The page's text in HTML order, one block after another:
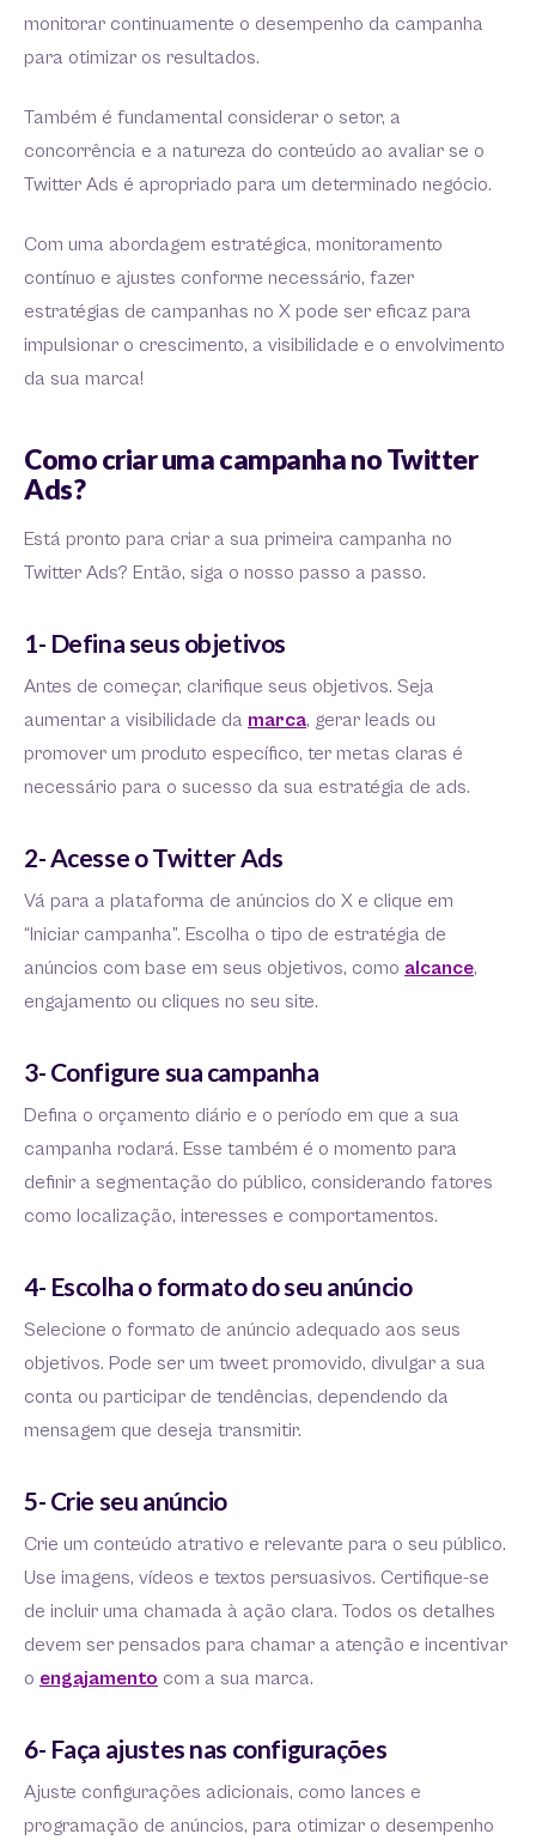
monitorar continuamente o desempenho da campanha
para otimizar os resultados.
Também é fundamental considerar o setor, a
concorrência e a natureza do conteúdo ao avaliar se o
Twitter Ads é apropriado para um determinado negócio.
Com uma abordagem estratégica, monitoramento
contínuo e ajustes conforme necessário, fazer
estratégias de campanhas no X pode ser eficaz para
impulsionar o crescimento, a visibilidade e o envolvimento
da sua marca!
Como criar uma campanha no Twitter
Ads?
Está pronto para criar a sua primeira campanha no
Twitter Ads? Então, siga o nosso passo a passo.
1- Defina seus objetivos
Antes de começar, clarifique seus objetivos. Seja
aumentar a visibilidade da marca, gerar leads ou
promover um produto específico, ter metas claras é
necessário para o sucesso da sua estratégia de ads.
2- Acesse o Twitter Ads
Vá para a plataforma de anúncios do X e clique em
“Iniciar campanha”. Escolha o tipo de estratégia de
anúncios com base em seus objetivos, como alcance,
engajamento ou cliques no seu site.
3- Configure sua campanha
Defina o orçamento diário e o período em que a sua
campanha rodará. Esse também é o momento para
definir a segmentação do público, considerando fatores
como localização, interesses e comportamentos.
4- Escolha o formato do seu anúncio
Selecione o formato de anúncio adequado aos seus
objetivos. Pode ser um tweet promovido, divulgar a sua
conta ou participar de tendências, dependendo da
mensagem que deseja transmitir.
5- Crie seu anúncio
Crie um conteúdo atrativo e relevante para o seu público.
Use imagens, vídeos e textos persuasivos. Certifique-se
de incluir uma chamada à ação clara. Todos os detalhes
devem ser pensados para chamar a atenção e incentivar
o engajamento com a sua marca.
6- Faça ajustes nas configurações
Ajuste configurações adicionais, como lances e
programação de anúncios, para otimizar o desempenho